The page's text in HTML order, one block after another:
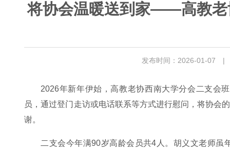
将协会温暖送到家——高教老
发布时间：2026-01-07 |
2026年新年伊始，高教老协西南大学分会二支会
员，通过登门走访或电话联系等方式进行慰问，将协会
谢。
二支会今年满90岁高龄会员共4人。胡义文老师